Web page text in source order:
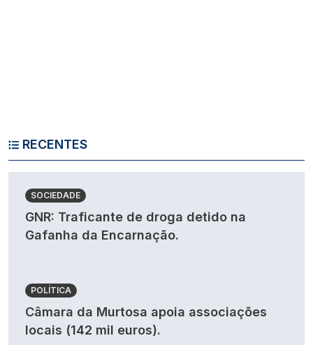
RECENTES
SOCIEDADE
GNR: Traficante de droga detido na
Gafanha da Encarnação.
POLÍTICA
Câmara da Murtosa apoia associações
locais (142 mil euros).